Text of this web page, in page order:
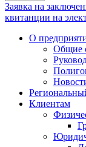
Заявка на
квитанции на
О
Общие
Клиентам